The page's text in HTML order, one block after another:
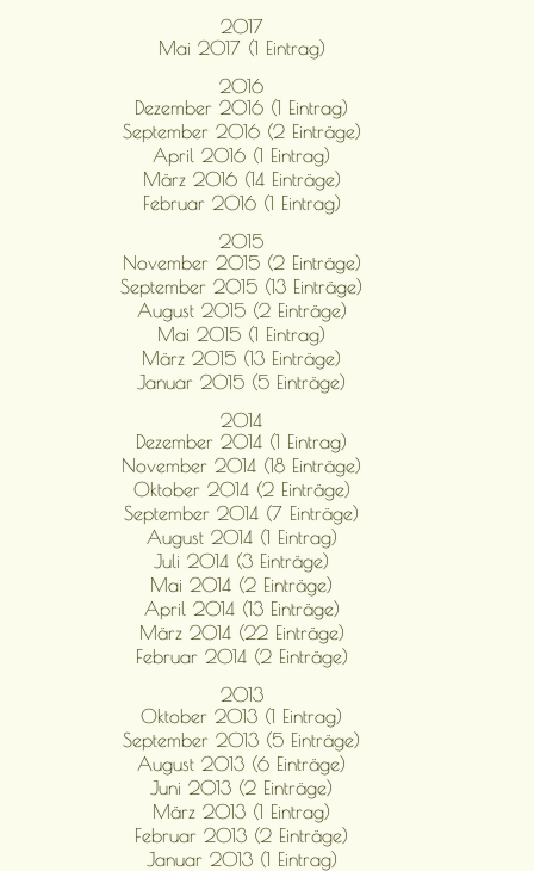
2017
Mai 2017 (1 Eintrag)
2016
Dezember 2016 (1 Eintrag)
September 2016 (2 Einträge)
April 2016 (1 Eintrag)
März 2016 (14 Einträge)
Februar 2016 (1 Eintrag)
2015
November 2015 (2 Einträge)
September 2015 (13 Einträge)
August 2015 (2 Einträge)
Mai 2015 (1 Eintrag)
März 2015 (13 Einträge)
Januar 2015 (5 Einträge)
2014
Dezember 2014 (1 Eintrag)
November 2014 (18 Einträge)
Oktober 2014 (2 Einträge)
September 2014 (7 Einträge)
August 2014 (1 Eintrag)
Juli 2014 (3 Einträge)
Mai 2014 (2 Einträge)
April 2014 (13 Einträge)
März 2014 (22 Einträge)
Februar 2014 (2 Einträge)
2013
Oktober 2013 (1 Eintrag)
September 2013 (5 Einträge)
August 2013 (6 Einträge)
Juni 2013 (2 Einträge)
März 2013 (1 Eintrag)
Februar 2013 (2 Einträge)
Januar 2013 (1 Eintrag)